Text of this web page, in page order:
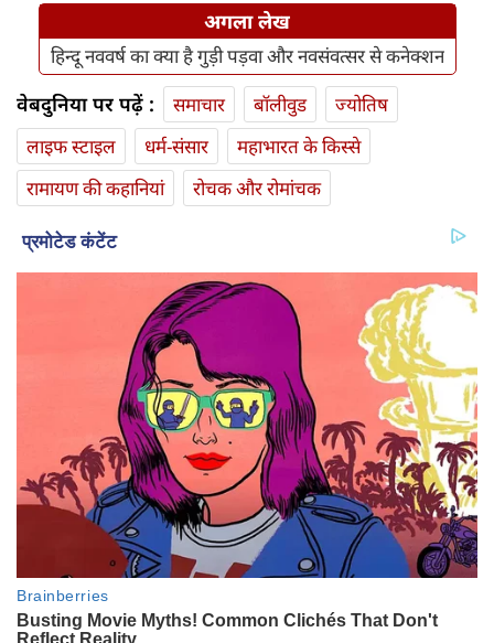
अगला लेख
हिन्दू नववर्ष का क्या है गुड़ी पड़वा और नवसंवत्सर से कनेक्शन
वेबदुनिया पर पढ़ें : समाचार बॉलीवुड
ज्योतिष
लाइफ स्‍टाइल
धर्म-संसार
महाभारत के किस्से
रामायण की कहानियां
रोचक और रोमांचक